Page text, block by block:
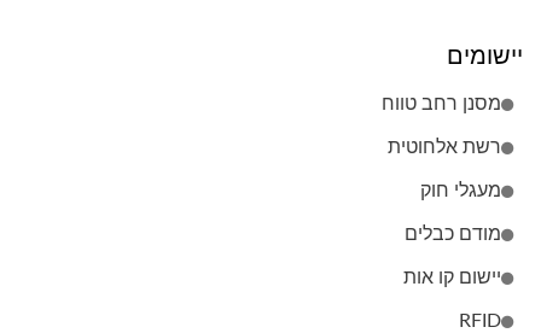
יישומים
מסנן רחב טווח
רשת אלחוטית
מעגלי חוק
מודם כבלים
יישום קו אות
RFID